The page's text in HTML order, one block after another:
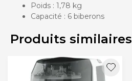
Poids : 1,78 kg
Capacité : 6 biberons
Produits similaires